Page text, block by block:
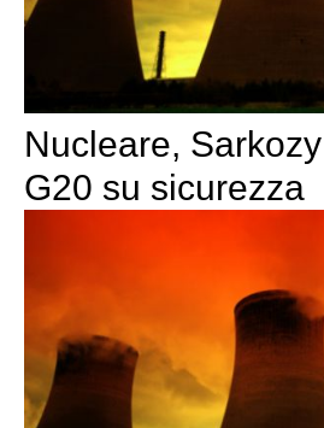
Nucleare,
G20 su sicurezza